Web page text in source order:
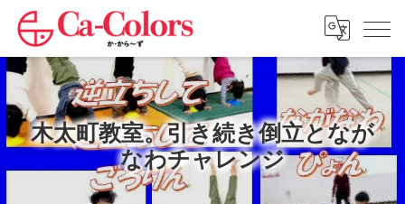
木太町教室。引き続き倒立となが
なわチャレンジ